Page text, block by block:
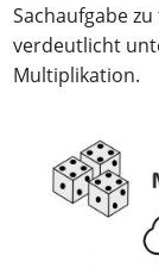
Sachaufgabe
verdeutlicht
Multiplikation.